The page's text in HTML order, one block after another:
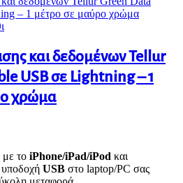
και δεδομένων Tellur
USB σε Lightning – 1
χρώμα
με το iPhone/iPad/iPod και
υποδοχή USB στο laptop/PC σας